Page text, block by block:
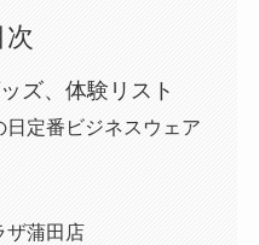
次
ズ、体験リスト
定番ビジネスウェア
ザ蒲田店